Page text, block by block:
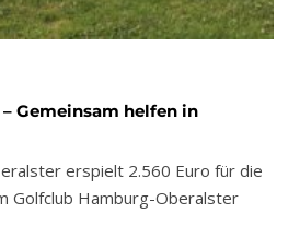
Gemeinsam helfen in
erspielt 2.560 Euro für die
Golfclub Hamburg-Oberalster